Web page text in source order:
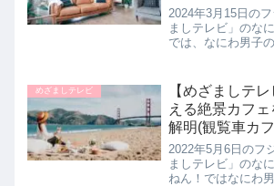
15日
2024年3月15日の
ましテレビ」のな
では、なにわ男子
貨の新生活グッズ
詳しく紹介します
めざましテレビ
【めざましテ
える絶景カフ
解明(観覧車カ
電・桟橋型など
5月6日
2022年5月6日のフ
ましテレビ」のな
ねん！ではなにわ